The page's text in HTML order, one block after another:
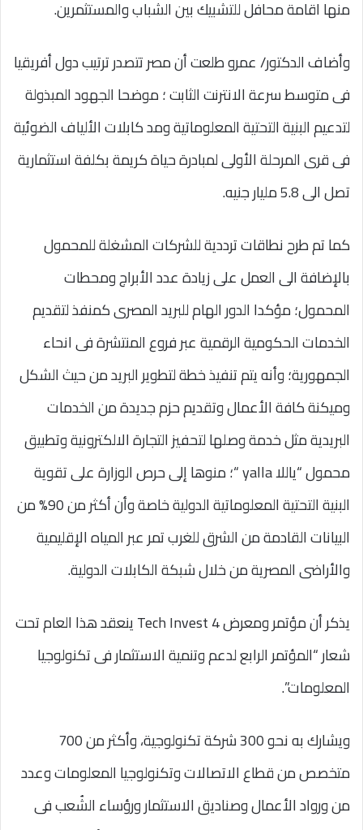
منها اقامة محافل للتشبيك بين الشباب والمستثمرين.
وأضاف الدكتور/ عمرو طلعت أن مصر تتصدر ترتيب دول أفريقيا
فى متوسط سرعة الانترنت الثابت ؛ موضحا الجهود المبذولة
لتدعيم البنية التحتية المعلوماتية ومد كابلات الألياف الضوئية
فى قرى المرحلة الأولى لمبادرة حياة كريمة بكلفة استثمارية
تصل الى 5.8 مليار جنيه.
كما تم طرح نطاقات ترددية للشركات المشغلة للمحمول
بالإضافة الى العمل على زيادة عدد الأبراج ومحطات
المحمول؛ مؤكدا الدور الهام للبريد المصرى كمنفذ لتقديم
الخدمات الحكومية الرقمية عبر فروع المنتشرة فى انحاء
الجمهورية؛ وأنه يتم تنفيذ خطة لتطوير البريد من حيث الشكل
وميكنة كافة الأعمال وتقديم حزم جديدة من الخدمات
البريدية مثل خدمة وصلها لتحفيز التجارة الالكترونية وتطبيق
محمول “ياللا yalla “؛ منوها إلى حرص الوزارة على تقوية
البنية التحتية المعلوماتية الدولية خاصة وأن أكثر من 90% من
البيانات القادمة من الشرق للغرب تمر عبر المياه الإقليمية
والأراضى المصرية من خلال شبكة الكابلات الدولية.
يذكر أن مؤتمر ومعرض 4 Tech Invest ينعقد هذا العام تحت
شعار “المؤتمر الرابع لدعم وتنمية الاستثمار فى تكنولوجيا
المعلومات”.
ويشارك به نحو 300 شركة تكنولوجية، وأكثر من 700
متخصص من قطاع الاتصالات وتكنولوجيا المعلومات وعدد
من ورواد الأعمال وصناديق الاستثمار ورؤساء الشُعب فى